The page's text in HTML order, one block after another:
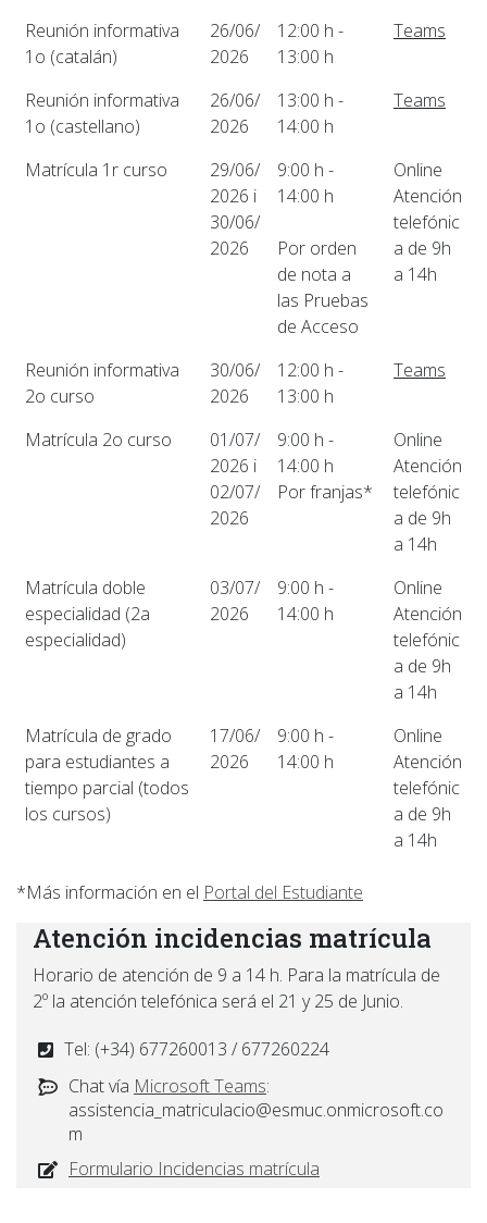
Reunión informativa
1o (catalán)
26/06/
2026
12:00 h -
13:00 h
Teams
Reunión informativa
1o (castellano)
26/06/
2026
13:00 h -
14:00 h
Teams
Matrícula 1r curso
29/06/
2026 i
30/06/
2026
9:00 h -
14:00 h
Por orden
de nota a
las Pruebas
de Acceso
Online
Atención
telefónic
a de 9h
a 14h
Reunión informativa
2o curso
30/06/
2026
12:00 h -
13:00 h
Teams
Matrícula 2o curso
01/07/
2026 i
02/07/
2026
9:00 h -
14:00 h
Por franjas*
Online
Atención
telefónic
a de 9h
a 14h
Matrícula doble
especialidad (2a
especialidad)
03/07/
2026
9:00 h -
14:00 h
Online
Atención
telefónic
a de 9h
a 14h
Matrícula de grado
para estudiantes a
tiempo parcial (todos
los cursos)
17/06/
2026
9:00 h -
14:00 h
Online
Atención
telefónic
a de 9h
a 14h
*Más información en el Portal del Estudiante
Atención incidencias matrícula
Horario de atención de 9 a 14 h. Para la matrícula de
2º la atención telefónica será el 21 y 25 de Junio.
Tel: (+34) 677260013 / 677260224
Chat vía Microsoft Teams:
assistencia_matriculacio@esmuc.onmicrosoft.co
m
Formulario Incidencias matrícula